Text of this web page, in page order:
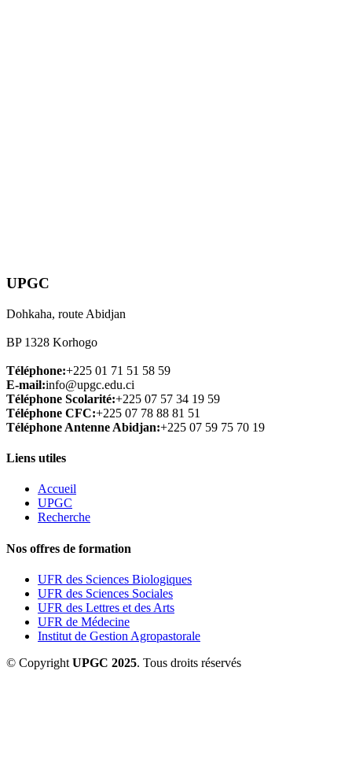
UPGC
Dohkaha, route Abidjan
BP 1328 Korhogo
Téléphone:+225 01 71 51 58 59
E-mail:info@upgc.edu.ci
Téléphone Scolarité:+225 07 57 34 19 59
Téléphone CFC:+225 07 78 88 81 51
Téléphone Antenne Abidjan:+225 07 59 75 70 19
Liens utiles
Accueil
UPGC
Recherche
Nos offres de formation
UFR des Sciences Biologiques
UFR des Sciences Sociales
UFR des Lettres et des Arts
UFR de Médecine
Institut de Gestion Agropastorale
© Copyright UPGC 2025. Tous droits réservés